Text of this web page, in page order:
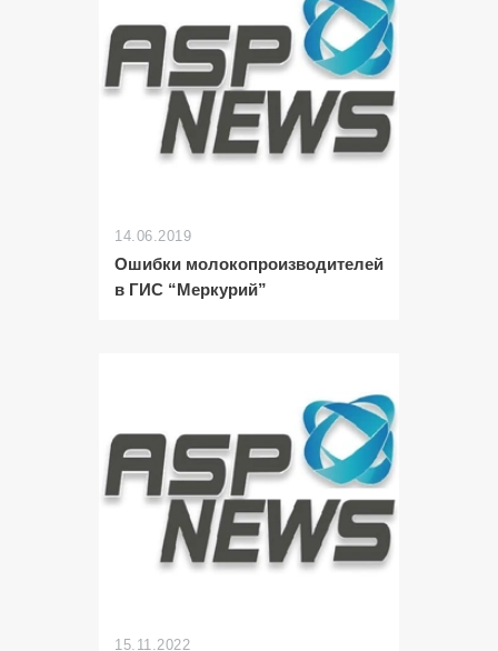
14.06.2019
Ошибки молокопроизводителей
в ГИС “Меркурий”
15.11.2022